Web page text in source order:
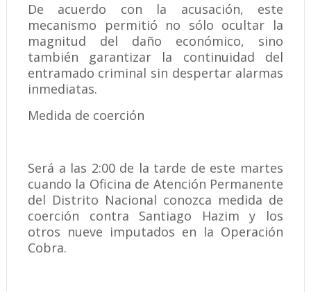
De acuerdo con la acusación, este
mecanismo permitió no sólo ocultar la
magnitud del daño económico, sino
también garantizar la continuidad del
entramado criminal sin despertar alarmas
inmediatas.
Medida de coerción
Será a las 2:00 de la tarde de este martes
cuando la Oficina de Atención Permanente
del Distrito Nacional conozca medida de
coerción contra Santiago Hazim y los
otros nueve imputados en la Operación
Cobra.